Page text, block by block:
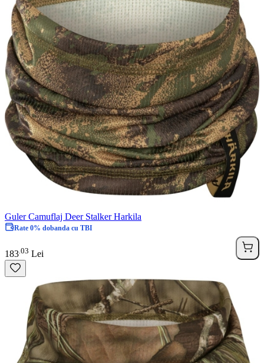
Guler Camuflaj Deer Stalker Harkila
Rate 0% dobanda cu TBI
183 03 Lei